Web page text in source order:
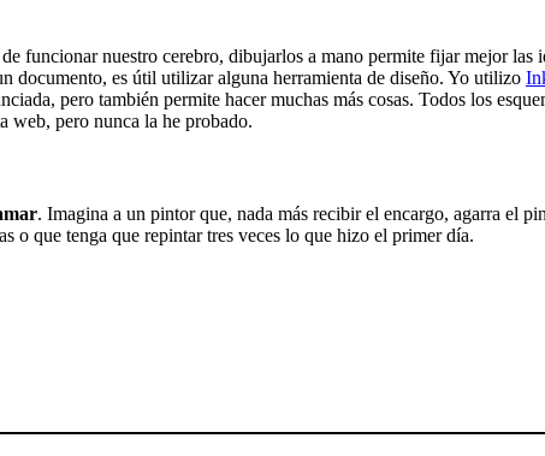
funcionar nuestro cerebro, dibujarlos a mano permite fijar mejor las
documento, es útil utilizar alguna herramienta de diseño. Yo utilizo
pero también permite hacer muchas más cosas. Todos los
web, pero nunca la he probado.
. Imagina a un pintor que, nada más recibir el encargo, agarra el
o que tenga que repintar tres veces lo que hizo el primer día.